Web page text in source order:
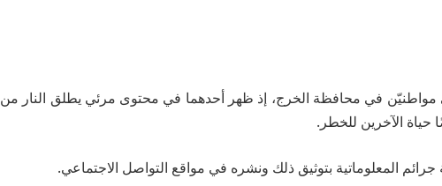
في محافظة الخرج، إذ ظهر أحدهما في محتوى مرئي يطلق النار من
حياة الآخرين للخطر.
المعلوماتية بتوثيق ذلك ونشره في مواقع التواصل الاجتماعي.